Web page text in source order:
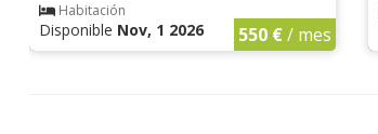
Habitación
Disponible Nov, 1 2026 550 €/ mes